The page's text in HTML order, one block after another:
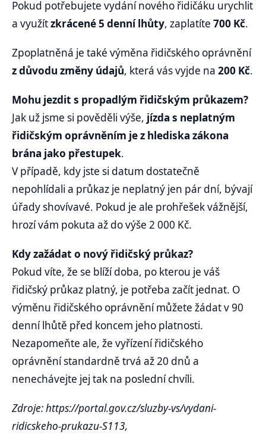
Pokud potřebujete vydání nového řidičáku urychlit
a využítzkrácené 5 denní lhůty, zaplatíte 700 Kč.
Zpoplatněná je také výměna řidičského oprávnění
z důvodu změny údajů, která vás vyjde na 200 Kč.
Mohu jezdit s propadlým řidičským průkazem?
Jak už jsme si pověděli výše, jízda s neplatným
řidičským oprávněním je z hlediska zákona
brána jako přestupek.
V případě, kdy jste si datum dostatečně
nepohlídali a průkaz je neplatný jen pár dní, bývají
úřady shovívavé. Pokud je ale prohřešek vážnější,
hrozí vám pokuta až do výše 2 000 Kč.
Kdy zažádat o nový řidičský průkaz?
Pokud víte, že se blíží doba, po kterou je váš
řidičský průkaz platný, je potřeba začít jednat. O
výměnu řidičského oprávnění můžete žádat v 90
denní lhůtě před koncem jeho platnosti.
Nezapomeňte ale, že vyřízení řidičského
oprávnění standardně trvá až 20 dnů a
nenechávejte jej tak na poslední chvíli.
Zdroje: https://portal.gov.cz/sluzby-vs/vydani-
ridicskeho-prukazu-S113,